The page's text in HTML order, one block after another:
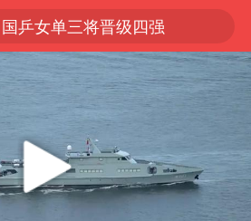
国乒女单三将晋级四强
光影经济撬动暑期消费新蓝海
陈思诚零点晒照为佟丽娅庆生
郑丽文：台湾从来没有“独立”过
新疆优化调整景区内自驾服务费